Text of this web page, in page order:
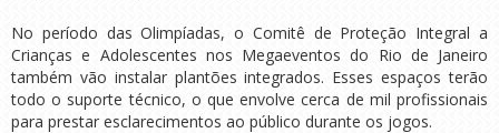
No período das Olimpíadas, o Comitê de Proteção Integral a
Crianças e Adolescentes nos Megaeventos do Rio de Janeiro
também vão instalar plantões integrados. Esses espaços terão
todo o suporte técnico, o que envolve cerca de mil profissionais
para prestar esclarecimentos ao público durante os jogos.